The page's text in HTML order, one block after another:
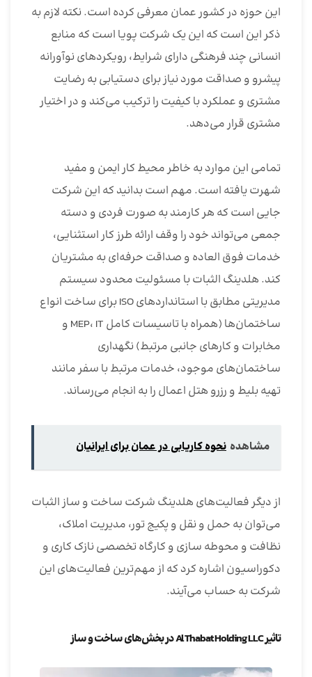
این حوزه در کشور عمان معرفی کرده است. نکته لازم به
ذکر این است که این یک شرکت پویا است که منابع
انسانی چند فرهنگی دارای شرایط، رویکردهای نوآورانه
پیشرو و صداقت مورد نیاز برای دستیابی به رضایت
مشتری و عملکرد با کیفیت را ترکیب می‌کند و در اختیار
مشتری قرار می‌دهد.
تمامی این موارد به خاطر محیط کار ایمن و مفید
شهرت یافته است. مهم است بدانید که این شرکت
جایی است که هر کارمند به صورت فردی و دسته
جمعی می‌تواند خود را وقف ارائه طرز کار استثنایی،
خدمات فوق‌ العاده و صداقت حرفه‌ای به مشتریان
کند. هلدینگ الثبات با مسئولیت محدود سیستم
مدیریتی مطابق با استانداردهای ISO برای ساخت انواع
ساختمان‌ها (همراه با تاسیسات کامل MEP، IT و
مخابرات و کارهای جانبی مرتبط) نگهداری
ساختمان‌های موجود، خدمات مرتبط با سفر مانند
تهیه بلیط و رزرو هتل اعمال را به انجام می‌رساند.
مشاهده نحوه کاریابی در عمان برای ایرانیان
از دیگر فعالیت‌های هلدینگ شرکت ساخت و ساز الثبات
می‌توان به حمل و نقل و پکیج تور، مدیریت املاک،
نظافت و محوطه سازی و کارگاه تخصصی نازک کاری و
دکوراسیون اشاره کرد که از مهم‌ترین فعالیت‌های این
شرکت به حساب می‌آیند.
تاثیر Al Thabat Holding LLC در بخش‌های ساخت و ساز